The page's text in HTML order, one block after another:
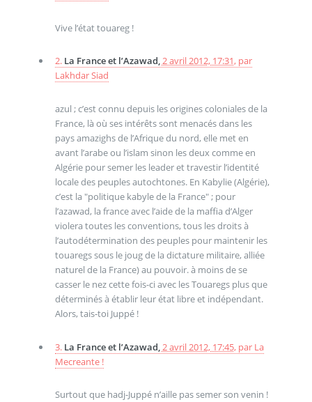
Vive l’état touareg !
2. La France et l’Azawad,2 avril 2012, 17:31, par
Lakhdar Siad
azul ; c’est connu depuis les origines coloniales de la
France, là où ses intérêts sont menacés dans les
pays amazighs de l’Afrique du nord, elle met en
avant l’arabe ou l’islam sinon les deux comme en
Algérie pour semer les leader et travestir l’identité
locale des peuples autochtones. En Kabylie (Algérie),
c’est la "politique kabyle de la France" ; pour
l’azawad, la france avec l’aide de la maffia d’Alger
violera toutes les conventions, tous les droits à
l’autodétermination des peuples pour maintenir les
touaregs sous le joug de la dictature militaire, alliée
naturel de la France) au pouvoir. à moins de se
casser le nez cette fois-ci avec les Touaregs plus que
déterminés à établir leur état libre et indépendant.
Alors, tais-toi Juppé !
3. La France et l’Azawad,2 avril 2012, 17:45, par La
Mecreante !
Surtout que hadj-Juppé n’aille pas semer son venin !